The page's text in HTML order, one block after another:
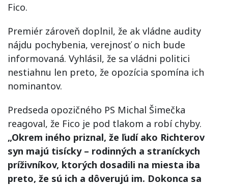
Fico.
Premiér zároveň doplnil, že ak vládne audity
nájdu pochybenia, verejnosť o nich bude
informovaná. Vyhlásil, že sa vládni politici
nestiahnu len preto, že opozícia spomína ich
nominantov.
Predseda opozičného PS Michal Šimečka
reagoval, že Fico je pod tlakom a robí chyby.
„Okrem iného priznal, že ľudí ako Richterov
syn majú tisícky – rodinných a straníckych
príživníkov, ktorých dosadili na miesta iba
preto, že sú ich a dôverujú im. Dokonca sa